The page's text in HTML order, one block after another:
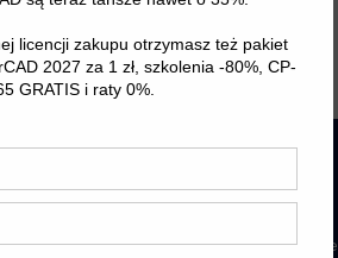
branżowe Strefa Wiedzy
Filmy instruktażowe